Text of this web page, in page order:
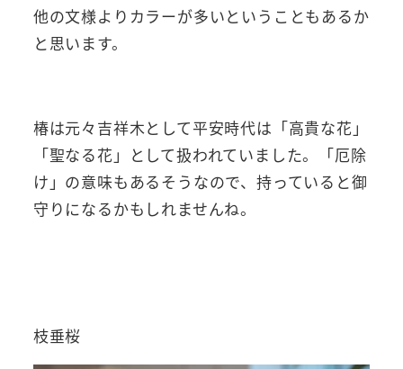
他の文様よりカラーが多いということもあるか
と思います。
椿は元々吉祥木として平安時代は「高貴な花」
「聖なる花」として扱われていました。「厄除
け」の意味もあるそうなので、持っていると御
守りになるかもしれませんね。
枝垂桜